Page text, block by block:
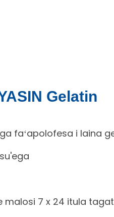
Gelatin
faʻapolofesa i laina
malosi 7 x 24 itula